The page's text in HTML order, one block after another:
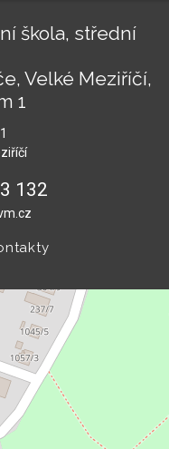
škola, střední
Velké Meziříčí,
1
132